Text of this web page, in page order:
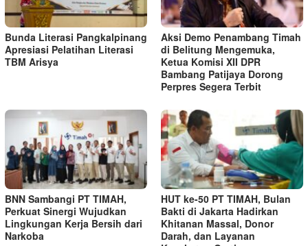
Bunda Literasi Pangkalpinang
Apresiasi Pelatihan Literasi
TBM Arisya
Aksi Demo Penambang Timah
di Belitung Mengemuka,
Ketua Komisi XII DPR
Bambang Patijaya Dorong
Perpres Segera Terbit
BNN Sambangi PT TIMAH,
Perkuat Sinergi Wujudkan
Lingkungan Kerja Bersih dari
Narkoba
HUT ke-50 PT TIMAH, Bulan
Bakti di Jakarta Hadirkan
Khitanan Massal, Donor
Darah, dan Layanan